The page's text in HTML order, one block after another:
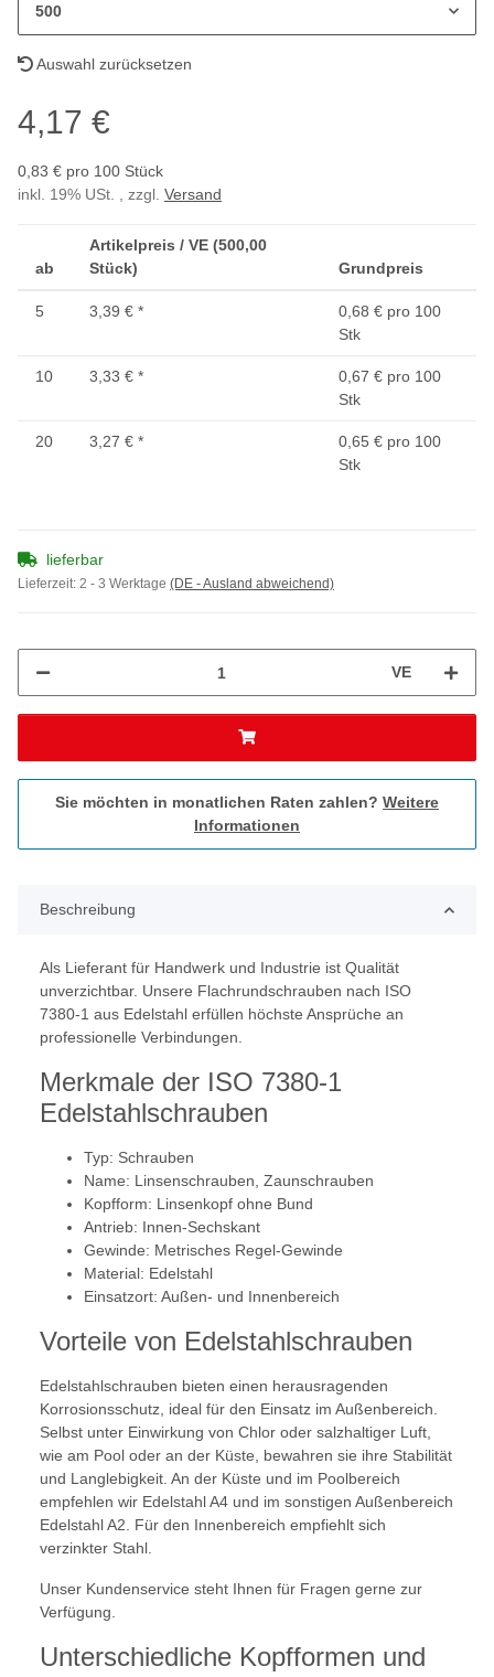
500
Auswahl zurücksetzen
4,17 €
0,83 € pro 100 Stück
inkl. 19% USt. , zzgl. Versand
ab
Artikelpreis / VE (500,00
Stück)
Grundpreis
5 3,39 € *
0,68 € pro 100
Stk
10 3,33 € *
0,67 € pro 100
Stk
20 3,27 € *
0,65 € pro 100
Stk
lieferbar
Lieferzeit: 2 - 3 Werktage (DE - Ausland abweichend)
VE
Sie möchten in monatlichen Raten zahlen? Weitere
Informationen
Beschreibung
Als Lieferant für Handwerk und Industrie ist Qualität
unverzichtbar. Unsere Flachrundschrauben nach ISO
7380-1 aus Edelstahl erfüllen höchste Ansprüche an
professionelle Verbindungen.
Merkmale der ISO 7380-1
Edelstahlschrauben
Typ: Schrauben
Name: Linsenschrauben, Zaunschrauben
Kopfform: Linsenkopf ohne Bund
Antrieb: Innen-Sechskant
Gewinde: Metrisches Regel-Gewinde
Material: Edelstahl
Einsatzort: Außen- und Innenbereich
Vorteile von Edelstahlschrauben
Edelstahlschrauben bieten einen herausragenden
Korrosionsschutz, ideal für den Einsatz im Außenbereich.
Selbst unter Einwirkung von Chlor oder salzhaltiger Luft,
wie am Pool oder an der Küste, bewahren sie ihre Stabilität
und Langlebigkeit. An der Küste und im Poolbereich
empfehlen wir Edelstahl A4 und im sonstigen Außenbereich
Edelstahl A2. Für den Innenbereich empfiehlt sich
verzinkter Stahl.
Unser Kundenservice steht Ihnen für Fragen gerne zur
Verfügung.
Unterschiedliche Kopfformen und